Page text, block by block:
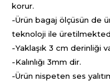
korur.
-Ürün bagaj ölçüsün de
teknoloji ile
-Yaklaşık 3 cm derinliği
-Kalınlığı 3mm dir.
-Ürün nispeten ses